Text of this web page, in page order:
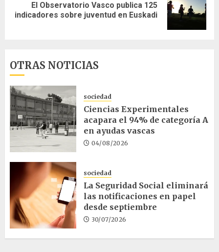
Siguiente
entrada:
El Observatorio Vasco publica 125
indicadores sobre juventud en Euskadi
OTRAS NOTICIAS
sociedad
Ciencias Experimentales
acapara el 94% de categoría A
en ayudas vascas
04/08/2026
sociedad
La Seguridad Social eliminará
las notificaciones en papel
desde septiembre
30/07/2026